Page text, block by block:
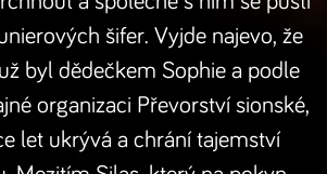
šifer. Vyjde najevo, že
byl dědečkem Sophie a podle
organizaci Převorství sionské,
let ukrývá a chrání tajemství